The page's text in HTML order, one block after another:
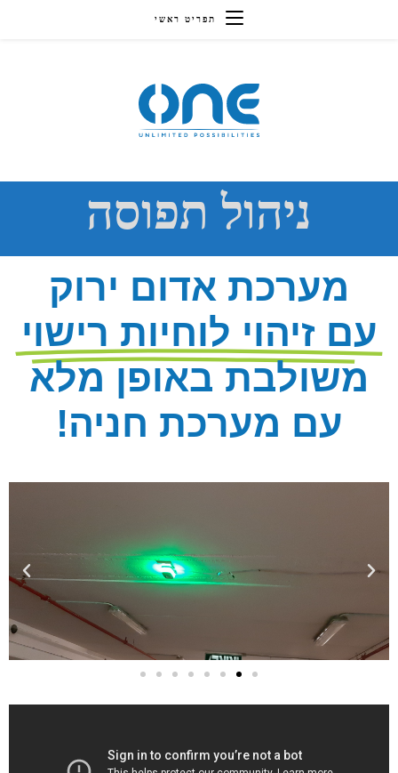
תפריט ראשי
ניהול תפוסה
מערכת אדום ירוק
עם זיהוי לוחיות רישוי
משולבת באופן מלא
עם מערכת חניה!